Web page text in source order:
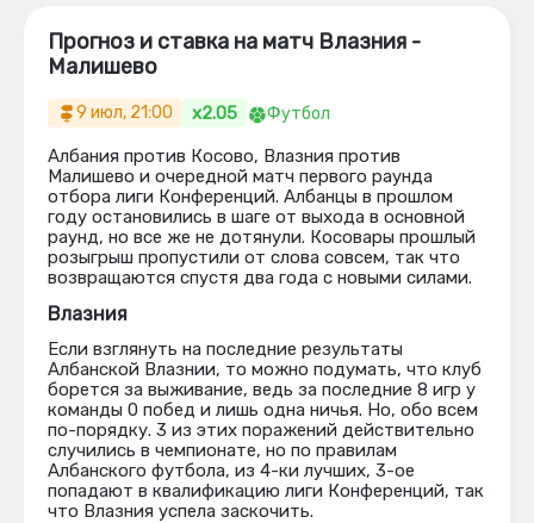
Прогноз и ставка на матч Влазния -
Малишево
9 июл, 21:00 x2.05 Футбол
Албания против Косово, Влазния против
Малишево и очередной матч первого раунда
отбора лиги Конференций. Албанцы в прошлом
году остановились в шаге от выхода в основной
раунд, но все же не дотянули. Косовары прошлый
розыгрыш пропустили от слова совсем, так что
возвращаются спустя два года с новыми силами.
Влазния
Если взглянуть на последние результаты
Албанской Влазнии, то можно подумать, что клуб
борется за выживание, ведь за последние 8 игр у
команды 0 побед и лишь одна ничья. Но, обо всем
по-порядку. 3 из этих поражений действительно
случились в чемпионате, но по правилам
Албанского футбола, из 4-ки лучших, 3-ое
попадают в квалификацию лиги Конференций, так
что Влазния успела заскочить.